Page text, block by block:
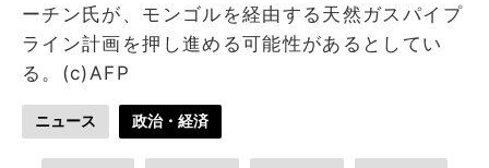
ーチン氏が、モンゴルを経由する天然ガスパイプ
ライン計画を押し進める可能性があるとしてい
る。(c)AFP
ニュース 政治・経済